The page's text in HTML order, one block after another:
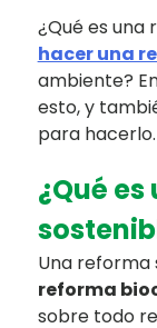
¿Qué es una
hacer una
ambiente?
esto, y
para hacerlo.
¿Qué
Una reforma
reforma
sobre todo